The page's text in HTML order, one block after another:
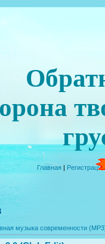
Главная | Регистрация
музыка современности